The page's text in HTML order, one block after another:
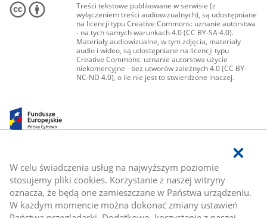
W celu świadczenia usług na najwyższym poziomie
stosujemy pliki cookies. Korzystanie z naszej witryny
oznacza, że będą one zamieszczane w Państwa urządzeniu.
W każdym momencie można dokonać zmiany ustawień
Treści tekstowe publikowane w serwisie (z
wyłączeniem treści audiowizualnych), są udostępniane
na licencji typu Creative Commons: uznanie autorstwa
- na tych samych warunkach 4.0 (CC BY-SA 4.0).
Materiały audiowizualne, w tym zdjęcia, materiały
audio i wideo, są udostępniane na licencji typu
Creative Commons: uznanie autorstwa użycie
niekomercyjne - bez utworów zależnych 4.0 (CC BY-
NC-ND 4.0), o ile nie jest to stwierdzone inaczej.